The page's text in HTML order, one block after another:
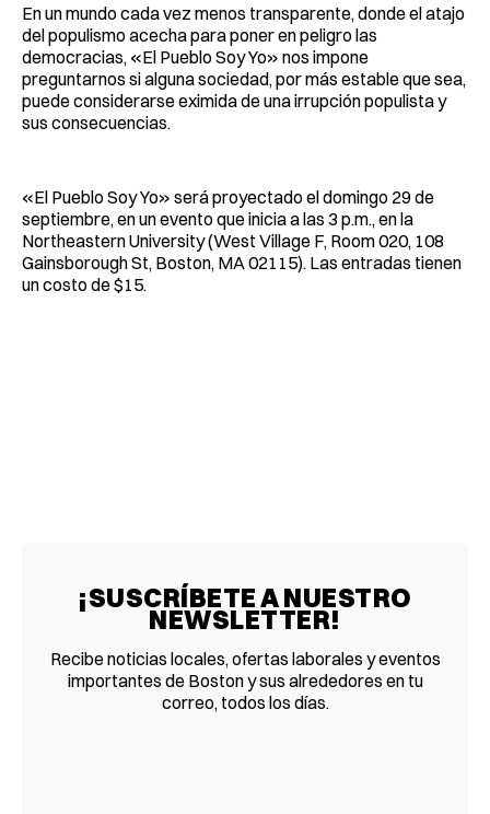
En un mundo cada vez menos transparente, donde el atajo
del populismo acecha para poner en peligro las
democracias, «El Pueblo Soy Yo» nos impone
preguntarnos si alguna sociedad, por más estable que sea,
puede considerarse eximida de una irrupción populista y
sus consecuencias.
«El Pueblo Soy Yo» será proyectado el domingo 29 de
septiembre, en un evento que inicia a las 3 p.m., en la
Northeastern University (West Village F, Room 020, 108
Gainsborough St, Boston, MA 02115). Las entradas tienen
un costo de $15.
¡SUSCRÍBETE A NUESTRO
NEWSLETTER!
Recibe noticias locales, ofertas laborales y eventos
importantes de Boston y sus alrededores en tu
correo, todos los días.